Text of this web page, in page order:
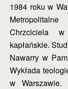
1984 roku w
Chrzciciela
kapłańskie.
Nawarry w
Wykłada
w Warszawie.